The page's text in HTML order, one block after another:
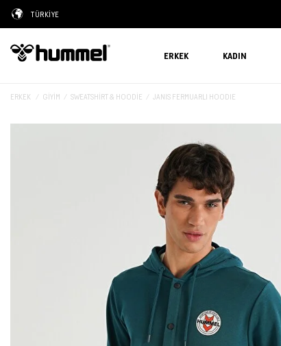
TÜRKİYE
ERKEK KADIN
ERKEK GIYIM SWEATSHIRT & HOODIE JANIS FERMUARLI HOODIE